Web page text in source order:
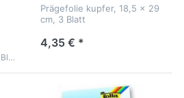
Inhalt: 10 Blatt (1,40 € * / 1 Blatt)
Prägefolie kupfer, 18,5 x 29
cm, 3 Blatt
4,35 € *